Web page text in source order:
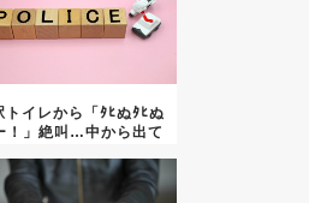
トイレから「ﾀﾋぬﾀﾋぬ
！」絶叫…中から出て